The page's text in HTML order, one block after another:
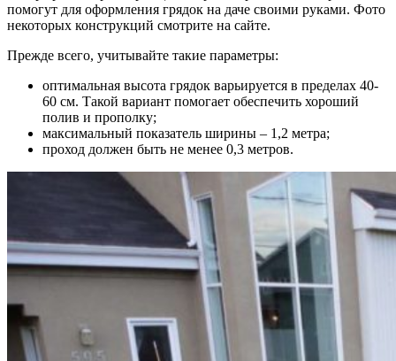
помогут для оформления грядок на даче своими руками. Фото
некоторых конструкций смотрите на сайте.
Прежде всего, учитывайте такие параметры:
оптимальная высота грядок варьируется в пределах 40-
60 см. Такой вариант помогает обеспечить хороший
полив и прополку;
максимальный показатель ширины – 1,2 метра;
проход должен быть не менее 0,3 метров.